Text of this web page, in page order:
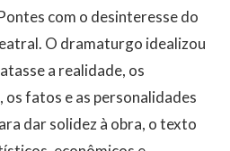
com o desinteresse do
O dramaturgo idealizou
a realidade, os
fatos e as personalidades
dar solidez à obra, o texto